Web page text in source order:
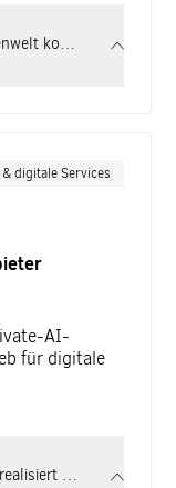
konsequent
digitale Services
AI-
für digitale
zdrei für